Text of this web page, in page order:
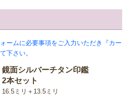
ームに必要事項をご入力いただき『カー
下さい。
鏡面シルバーチタン印鑑
2本セット
16.5ミリ＋13.5ミリ